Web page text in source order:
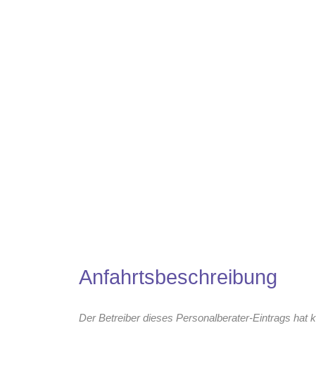
Anfahrtsbeschreibung
Der Betreiber dieses Personalberater-Eintrags hat